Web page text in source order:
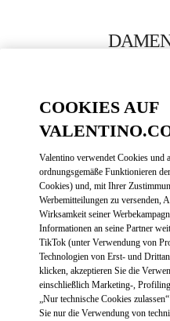
JETZT
ZUR
COOKIES AUF
Valentino verwendet Cookies und
ordnungsgemäße Funktionieren
Cookies) und, mit Ihrer
Werbemitteilungen zu versenden,
Wirksamkeit seiner
Informationen an seine Partner
TikTok (unter Verwendung von
Technologien von Erst- und
klicken, akzeptieren Sie die
einschließlich Marketing-,
„Nur technische Cookies
Sie nur die Verwendung von